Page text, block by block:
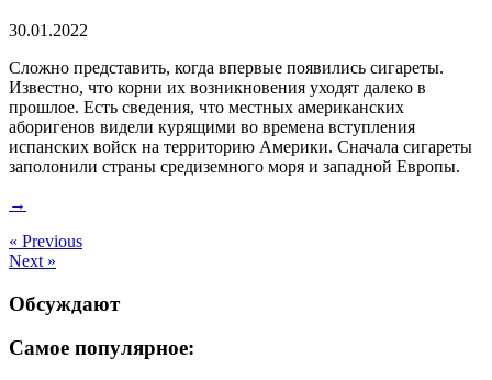
30.01.2022
Сложно представить, когда впервые появились сигареты.
Известно, что корни их возникновения уходят далеко в
прошлое. Есть сведения, что местных американских
аборигенов видели курящими во времена вступления
испанских войск на территорию Америки. Сначала сигареты
заполонили страны средиземного моря и западной Европы.
→
« Previous
Next »
Обсуждают
Самое популярное: